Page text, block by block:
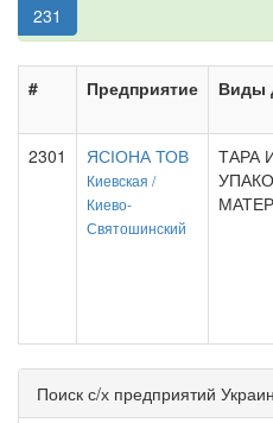
231
# Предприятие Виды
2301 ЯСІОНА ТОВ
Киевская /
Киево-
Святошинский
ТАРА
Поиск с/х предприятий